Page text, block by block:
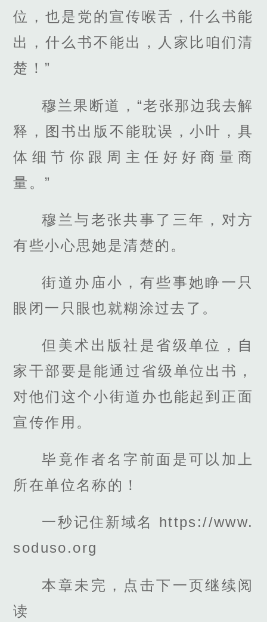
位，也是党的宣传喉舌，什么书能
出，什么书不能出，人家比咱们清
楚！”
穆兰果断道，“老张那边我去解
释，图书出版不能耽误，小叶，具
体细节你跟周主任好好商量商
量。”
穆兰与老张共事了三年，对方
有些小心思她是清楚的。
街道办庙小，有些事她睁一只
眼闭一只眼也就糊涂过去了。
但美术出版社是省级单位，自
家干部要是能通过省级单位出书，
对他们这个小街道办也能起到正面
宣传作用。
毕竟作者名字前面是可以加上
所在单位名称的！
一秒记住新域名 https://www.
soduso.org
本章未完，点击下一页继续阅
读